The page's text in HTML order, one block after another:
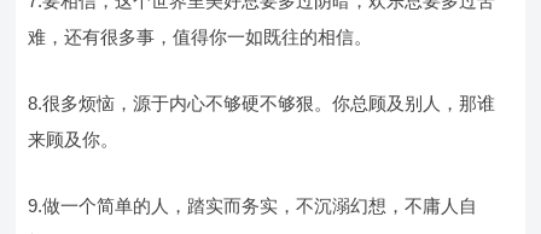
难，还有很多事，值得你一如既往的相信。
8.很多烦恼，源于内心不够硬不够狠。你总顾及别人，那谁
来顾及你。
9.做一个简单的人，踏实而务实，不沉溺幻想，不庸人自